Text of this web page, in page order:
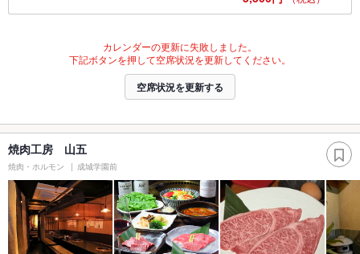
カレンダーの更新に失敗しました。
下記ボタンを押して空席状況を更新してください。
空席状況を更新する
焼肉工房 山五
焼肉・ホルモン 成城学園前